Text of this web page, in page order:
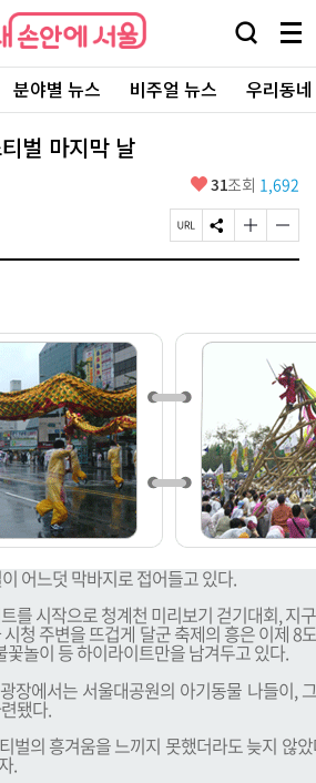
검
창
열
기
메
뉴
전
체
보
분야별 뉴스 비주얼 뉴스 우리동
벌 마지막 날
좋
요
31조회 1,692
페
이
L
S
N
하
기
글
자
게
변
글
자
게
변
경
하
기
어느덧 막바지로 접어들고 있다.
를 시작으로 청계천 미리보기 걷기대회, 지
청 주변을 뜨겁게 달군 축제의 흥은 이제 8
꽃놀이 등 하이라이트만을 남겨두고 있다.
장에서는 서울대공원의 아기동물 나들이,
됐다.
벌의 흥겨움을 느끼지 못했더라도 늦지 않
.